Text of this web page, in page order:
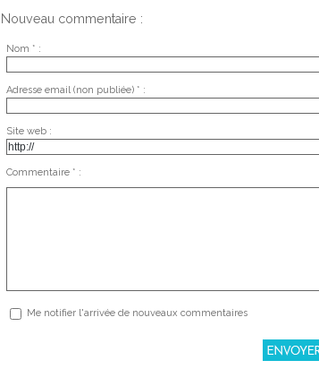
Nouveau commentaire :
Nom * :
Adresse email (non publiée) * :
Site web :
Commentaire * :
Me notifier l'arrivée de nouveaux commentaires